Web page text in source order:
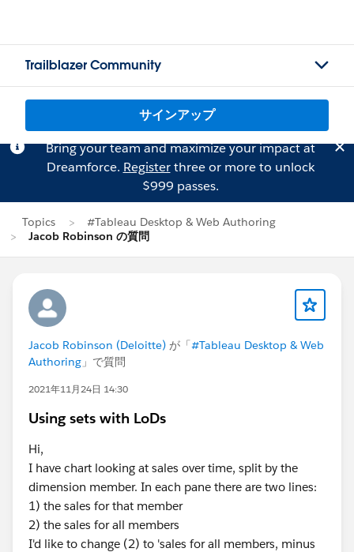
Trailblazer Community
サインアップ
Bring your team and maximize your impact at
Dreamforce. Registerthree or more to unlock
$999 passes.
Topics
#Tableau Desktop & Web Authoring
Jacob Robinson の質問
Jacob Robinson (Deloitte) が「#Tableau Desktop & Web
Authoring 」で質問
2021年11月24日 14:30
Using sets with LoDs
Hi,
I have chart looking at sales over time, split by the
dimension member. In each pane there are two lines:
1) the sales for that member
2) the sales for all members
I'd like to change (2) to 'sales for all members, minus